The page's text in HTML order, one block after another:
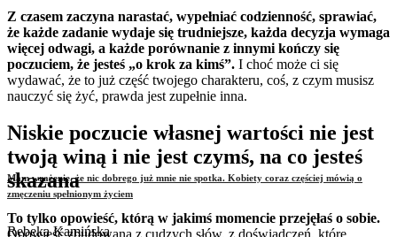
Mam wrażenie, że nic dobrego już mnie nie spotka. Kobiety coraz częściej mówią o
zmęczeniu spełnionym życiem
Rebeka Kamińska
Z czasem zaczyna narastać, wypełniać codzienność, sprawiać,
że każde zadanie wydaje się trudniejsze, każda decyzja wymaga
więcej odwagi, a każde porównanie z innymi kończy się
poczuciem, że jesteś „o krok za kimś”. I choć może ci się
wydawać, że to już część twojego charakteru, coś, z czym musisz
nauczyć się żyć, prawda jest zupełnie inna.
Niskie poczucie własnej wartości nie jest
twoją winą i nie jest czymś, na co jesteś
skazana
To tylko opowieść, którą w jakimś momencie przejęłaś o sobie.